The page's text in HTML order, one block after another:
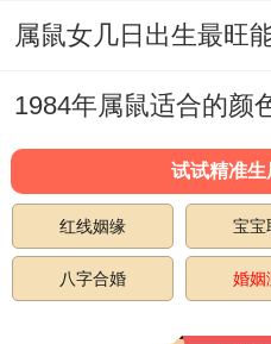
通、多包容、共同营
围...
四、壬子年出生的人
健康受【天厄】、【
生的人在2025年需格
属鼠女几日出生最旺
1984年属鼠适合的颜
试试精准
红线姻缘 宝宝
八字合婚 婚姻